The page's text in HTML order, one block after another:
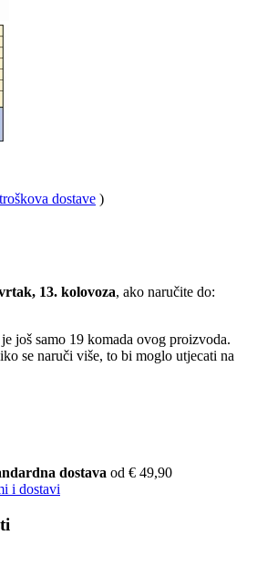
dostave )
13. kolovoza, ako naručite do:
još samo 19 komada ovog proizvoda.
se naruči više, to bi moglo utjecati na
dostava od € 49,90
i dostavi